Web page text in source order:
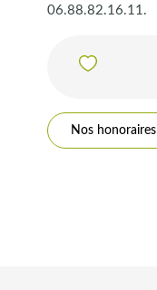
06.88.82.16.11.
Nos honoraires